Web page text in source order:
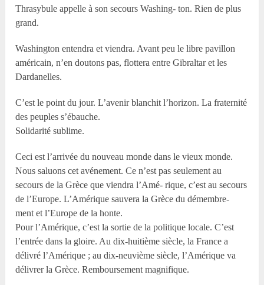
Thrasybule appelle à son secours Washing- ton. Rien de plus
grand.
Washington entendra et viendra. Avant peu le libre pavillon
américain, n’en doutons pas, flottera entre Gibraltar et les
Dardanelles.
C’est le point du jour. L’avenir blanchit l’horizon. La fraternité
des peuples s’ébauche.
Solidarité sublime.
Ceci est l’arrivée du nouveau monde dans le vieux monde.
Nous saluons cet avénement. Ce n’est pas seulement au
secours de la Grèce que viendra l’Amé- rique, c’est au secours
de l’Europe. L’Amérique sauvera la Grèce du démembre-
ment et l’Europe de la honte.
Pour l’Amérique, c’est la sortie de la politique locale. C’est
l’entrée dans la gloire. Au dix-huitième siècle, la France a
délivré l’Amérique ; au dix-neuvième siècle, l’Amérique va
délivrer la Grèce. Remboursement magnifique.